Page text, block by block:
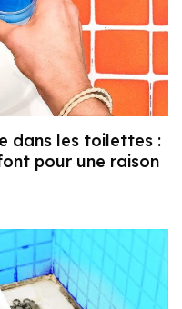
dans les toilettes :
pour une raison